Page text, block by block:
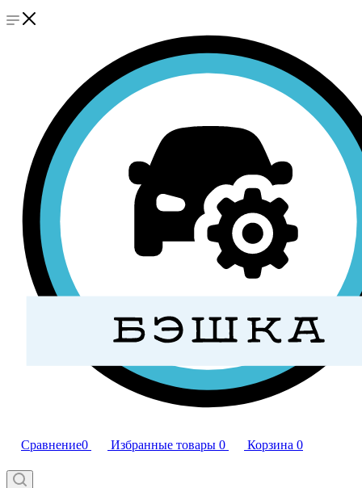
Сравнение0 Избранные товары 0 Корзина 0